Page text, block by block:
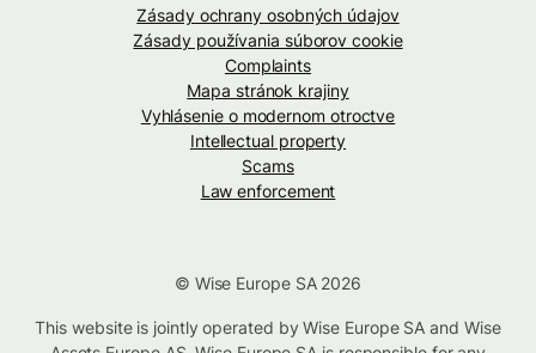
Zásady ochrany osobných údajov
Zásady používania súborov cookie
Complaints
Mapa stránok krajiny
Vyhlásenie o modernom otroctve
Intellectual property
Scams
Law enforcement
© Wise Europe SA 2026
This website is jointly operated by Wise Europe SA and Wise